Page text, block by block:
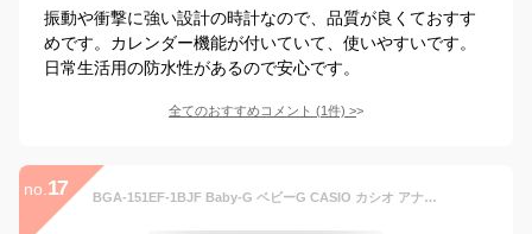
振動や衝撃に強い設計の時計なので、品質が良くておすす
めです。カレンダー機能が付いていて、使いやすいです。
日常生活用の防水性があるので安心です。
全てのおすすめコメント (1件) >
no. 17 BGA-151EF-1BJF Baby-G ベビーG CASIO カシオ アナデジ 黒 ブラック レディース 腕時計 国内正規品 送料無料 おしゃれ かわいい アスレジャー ブランド